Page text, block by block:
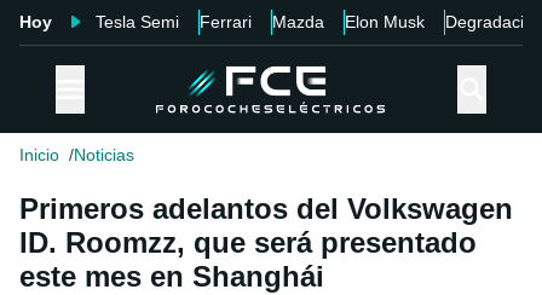
Hoy Tesla Semi Ferrari Mazda Elon Musk Degradación
Inicio Noticias
Primeros adelantos del Volkswagen
ID. Roomzz, que será presentado
este mes en Shanghái